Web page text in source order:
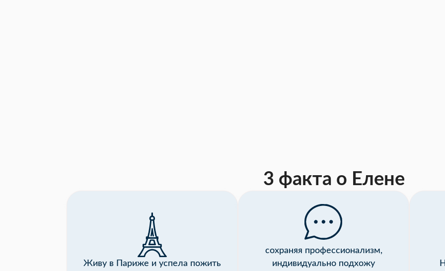
3 факта о Елене
Живу в Париже и успела пожить
сохраняя профессионализм,
индивидуально подхожу